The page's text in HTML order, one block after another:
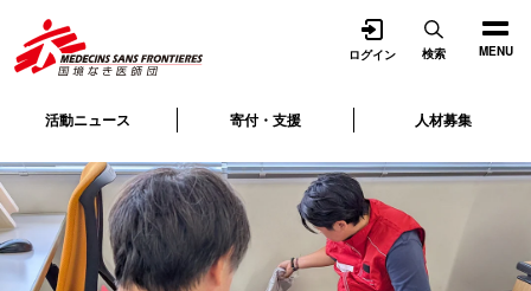
MENU
活動ニュース 寄付・支援 人材募集
ログイン 検索